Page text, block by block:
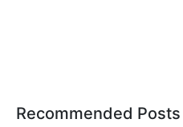
Recommended Posts